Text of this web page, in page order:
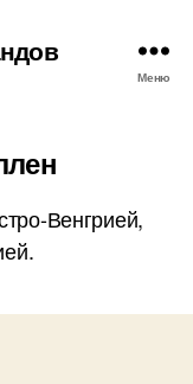
Меню
Венгрией,